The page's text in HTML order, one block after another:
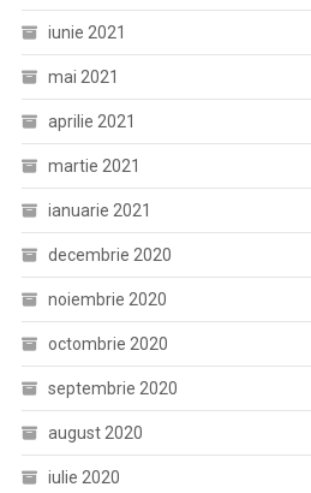
iunie 2021
mai 2021
aprilie 2021
martie 2021
ianuarie 2021
decembrie 2020
noiembrie 2020
octombrie 2020
septembrie 2020
august 2020
iulie 2020